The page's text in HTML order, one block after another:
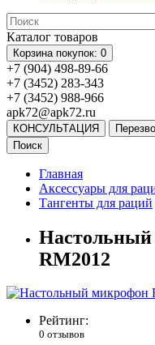
Каталог товаров
Корзина покупок: 0
+7 (904) 498-89-66
+7 (3452) 283-343
+7 (3452) 988-966
apk72@apk72.ru
КОНСУЛЬТАЦИЯ
Поиск
Главная
Аксессуары для
Тангенты для раций
RM2012
Рейтинг:
0 отзывов